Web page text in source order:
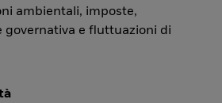
ambientali, imposte,
governativa e fluttuazioni di